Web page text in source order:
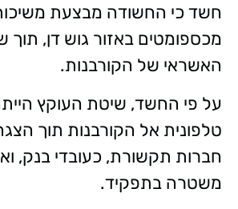
חשד כי החשודה מבצעת
מכספומטים באזור גוש דן, תוך
האשראי של הקורבנות.
על פי החשד, שיטת העוקץ
טלפונית אל הקורבנות תוך
חברות תקשורת, כעובדי בנק,
משטרה בתפקיד.